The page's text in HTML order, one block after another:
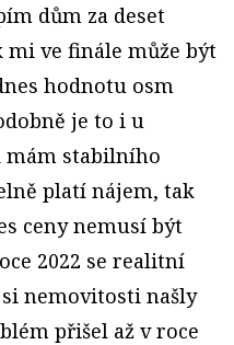
dům za deset
ve finále může být
hodnotu osm
je to i u
mám stabilního
platí nájem, tak
ceny nemusí být
2022 se realitní
nemovitosti našly
přišel až v roce